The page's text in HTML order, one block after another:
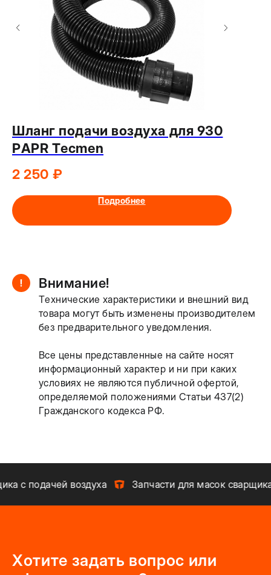
Шланг подачи воздуха для 930
PAPR Tecmen
2 250 ₽
Подробнее
! Внимание!
Технические характеристики и внешний вид
товара могут быть изменены производителем
без предварительного уведомления.
Все цены представленные на сайте носят
информационный характер и ни при каких
условиях не являются публичной офертой,
определяемой положениями Статьи 437(2)
Гражданского кодекса РФ.
с подачей воздуха Запчасти для масок сварщика
Хотите задать вопрос или